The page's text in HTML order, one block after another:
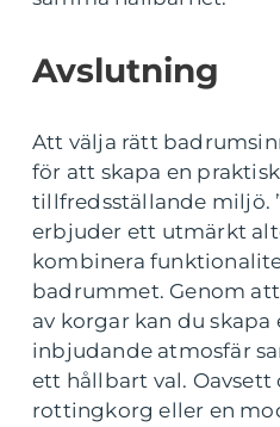
Avslutning
Att välja rätt
för att skapa en
tillfredsställande miljö.
erbjuder ett utmärkt
kombinera
badrummet. Genom
av korgar kan du skapa
inbjudande atmosfär
ett hållbart val.
rottingkorg eller en